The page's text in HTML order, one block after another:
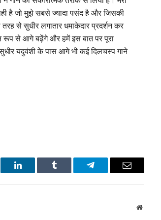
है जो मुझे सबसे ज्यादा पसंद है और जिसकी
से सुधीर लगातार धमाकेदार प्रदर्शन कर
रूप से आगे बढ़ेंगे और हमें इस बात पर पूरा
यदुवंशी के पास आगे भी कई दिलचस्प गाने
LinkedIn Tumblr Telegram Email
Website